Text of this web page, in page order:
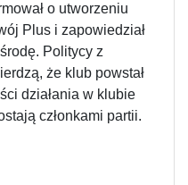
o utworzeniu
Plus i zapowiedział
Politycy z
że klub powstał
działania w klubie
członkami partii.